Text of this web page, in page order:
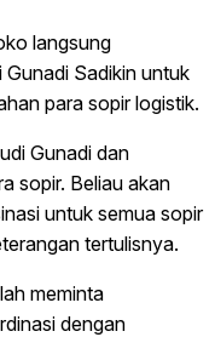
langsung
Sadikin untuk
para sopir logistik.
Gunadi dan
sopir. Beliau akan
untuk semua sopir
tertulisnya.
meminta
dengan